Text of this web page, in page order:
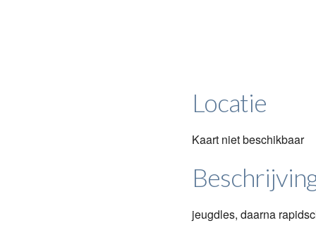
Locatie
Kaart niet beschikbaar
jeugdles, daarna